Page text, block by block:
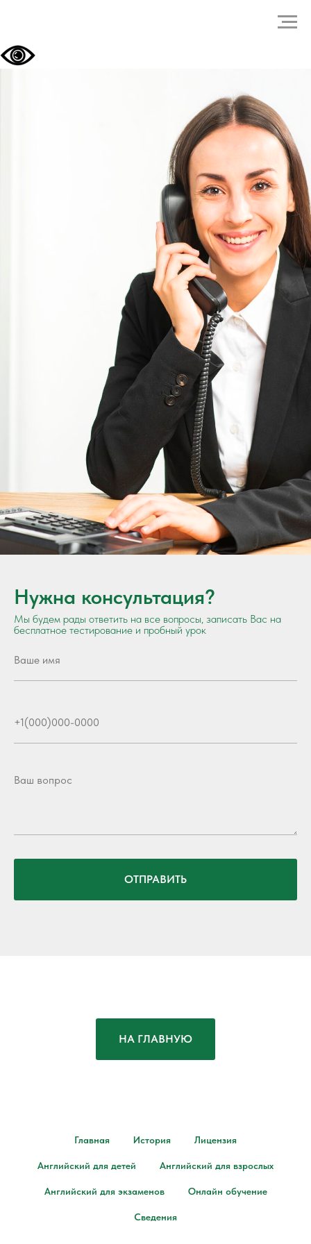
Нужна консультация?
Мы будем рады ответить на все вопросы, записать Вас на
бесплатное тестирование и пробный урок
ОТПРАВИТЬ
НА ГЛАВНУЮ
Главная История Лицензия
Английский для детей Английский для взрослых
Английский для экзаменов Онлайн обучение
Сведения